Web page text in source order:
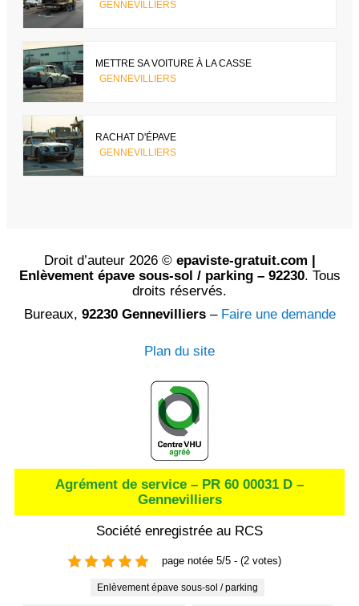
GENNEVILLIERS
METTRE SA VOITURE À LA CASSE
GENNEVILLIERS
RACHAT D'ÉPAVE
GENNEVILLIERS
Droit d’auteur 2026 © epaviste-gratuit.com |
Enlèvement épave sous-sol / parking – 92230. Tous
droits réservés.
Bureaux, 92230 Gennevilliers– Faire une demande
Plan du site
Agrément de service – PR 60 00031 D –
Gennevilliers
Société enregistrée au RCS
page notée 5/5 - (2 votes)
Enlèvement épave sous-sol / parking